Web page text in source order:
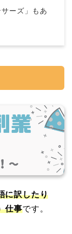
ーズ」もあ
に訳したり
仕事です。